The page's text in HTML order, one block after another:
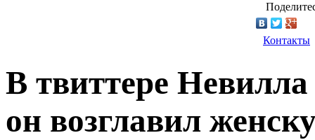
Контакты
В твиттере
он возглавил